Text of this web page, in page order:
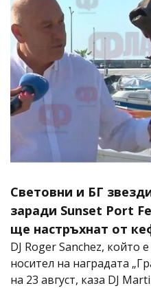
Световни и БГ
заради Sunset Port
ще настръхнат от
DJ Roger Sanchez, който
носител на наградата
на 23 август, каза DJ